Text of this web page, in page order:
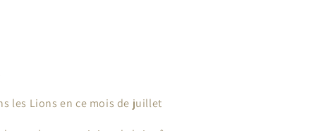
les Lions en ce mois de juillet